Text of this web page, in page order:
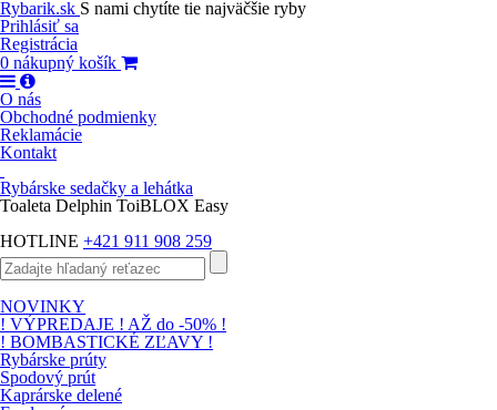
Rybarik.sk S nami chytíte tie najväčšie ryby
Prihlásiť sa
Registrácia
0 nákupný košík
O nás
Obchodné podmienky
Reklamácie
Kontakt
Rybárske sedačky a lehátka
Toaleta Delphin ToiBLOX Easy
HOTLINE +421 911 908 259
NOVINKY
! VÝPREDAJE ! AŽ do -50% !
! BOMBASTICKÉ ZĽAVY !
Rybárske prúty
Spodový prút
Kaprárske delené